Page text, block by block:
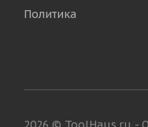
Политика